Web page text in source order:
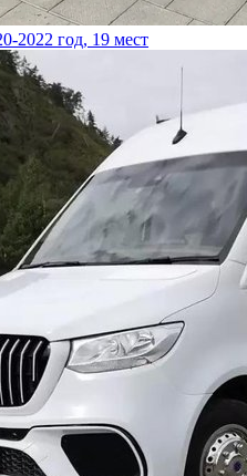
2022 год, 19 мест